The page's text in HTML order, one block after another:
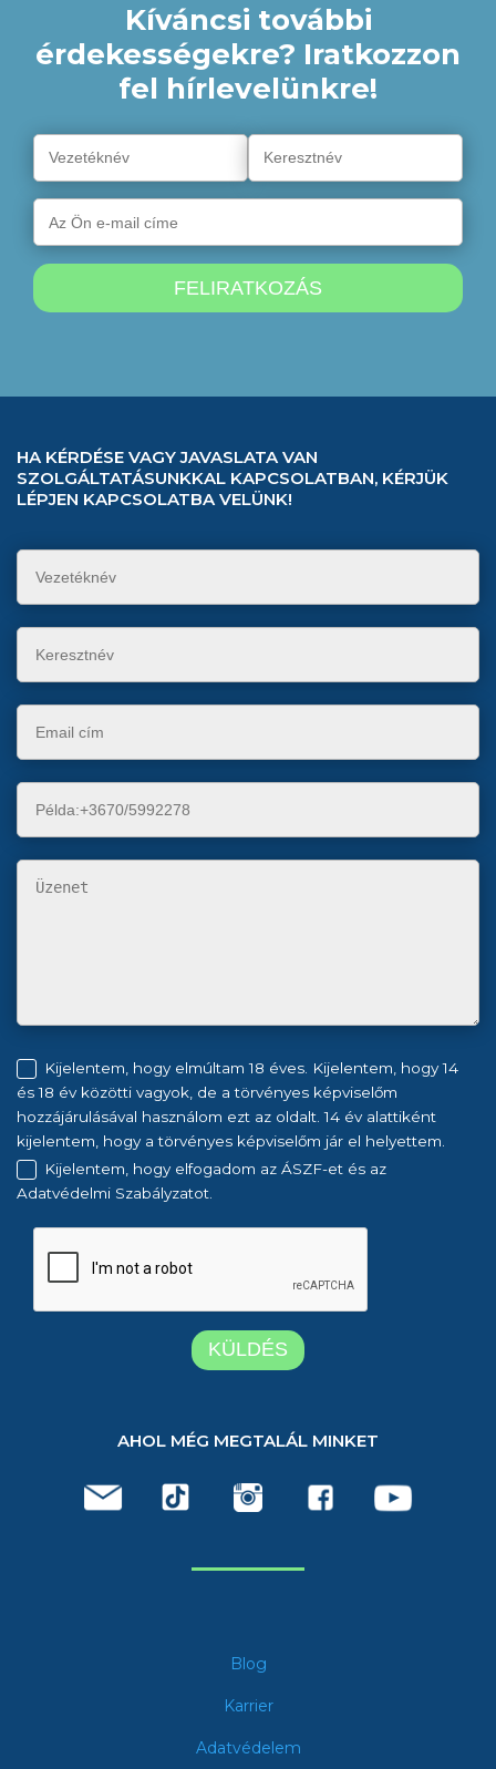
Kíváncsi további
érdekességekre? Iratkozzon
fel hírlevelünkre!
HA KÉRDÉSE VAGY JAVASLATA VAN
SZOLGÁLTATÁSUNKKAL KAPCSOLATBAN, KÉRJÜK
LÉPJEN KAPCSOLATBA VELÜNK!
Kijelentem, hogy elmúltam 18 éves. Kijelentem, hogy 14
és 18 év közötti vagyok, de a törvényes képviselőm
hozzájárulásával használom ezt az oldalt. 14 év alattiként
kijelentem, hogy a törvényes képviselőm jár el helyettem.
Kijelentem, hogy elfogadom az ÁSZF-et és az
Adatvédelmi Szabályzatot.
AHOL MÉG MEGTALÁL MINKET
Blog
Karrier
Adatvédelem